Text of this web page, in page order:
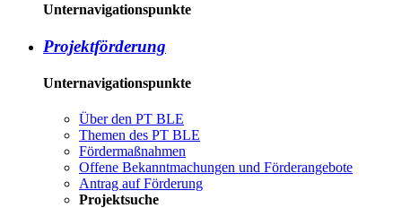
Unternavigationspunkte
Pro­jekt­för­de­rung
Unternavigationspunkte
Über den PT BLE
The­men des PT BLE
För­der­maß­nah­men
Of­fe­ne Be­kannt­ma­chun­gen und För­der­an­ge­bo­te
An­trag auf För­de­rung
Pro­jekt­su­che